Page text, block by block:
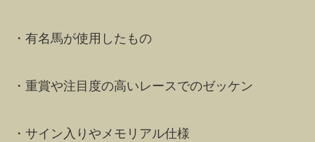
・有名馬が使用したもの
・重賞や注目度の高いレースでのゼッケン
・サイン入りやメモリアル仕様